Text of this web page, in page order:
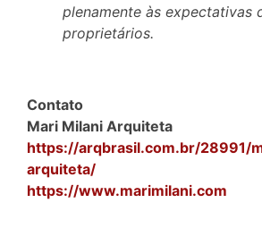
plenamente às expectativas
proprietários.
Contato
Mari Milani Arquiteta
https://arqbrasil.com.br/28991/
arquiteta/
https://www.marimilani.com